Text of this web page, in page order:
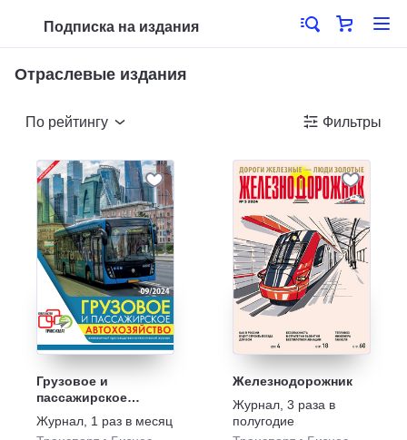
Подписка на издания
Отраслевые издания
По рейтингу Фильтры
Грузовое и
пассажирское
автохозяйство
Журнал 1 раз в месяц
Железнодорожник
Журнал 3 раза в
полугодие